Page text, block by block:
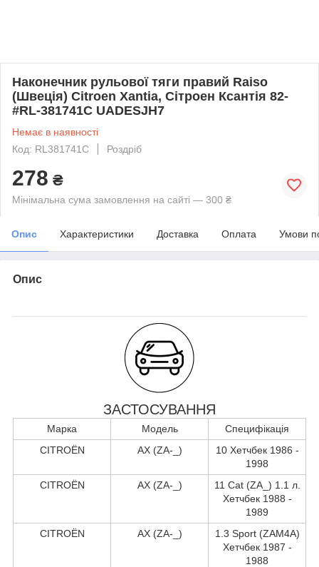
Наконечник рульової тяги правий Raiso
(Швеція) Citroen Xantia, Сітроен Ксантія 82-
#RL-381741C UADESJH7
Немає в наявності
Код: RL381741C
Роздріб
278 ₴
Мінімальна сума замовлення на сайті — 300 ₴
Опис Характеристики Доставка Оплата Умови
Опис
ЗАСТОСУВАННЯ
Марка Модель
Специфікація
CITROËN
AX (ZA-_)
10 Хетчбек 1986 -
1998
CITROËN
AX (ZA-_)
11 Cat (ZA_) 1.1 л.
Хетчбек 1988 -
1989
CITROËN
AX (ZA-_)
1.3 Sport (ZAM4A)
Хетчбек 1987 -
1988